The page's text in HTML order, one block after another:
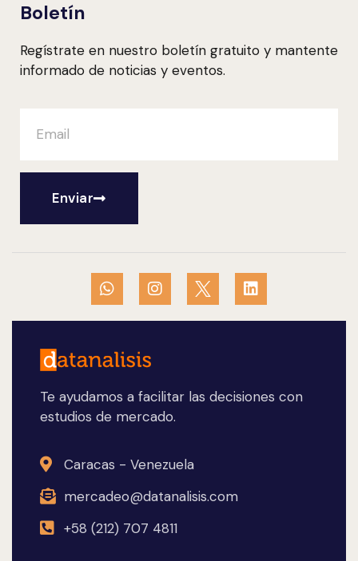
Te ayudamos a facilitar las decisiones con
estudios de mercado.
Caracas - Venezuela
mercadeo@datanalisis.com
+58 (212) 707 4811
Boletín
Regístrate en nuestro boletín gratuito y mantente
informado de noticias y eventos.
Enviar